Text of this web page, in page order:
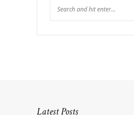
Latest Posts